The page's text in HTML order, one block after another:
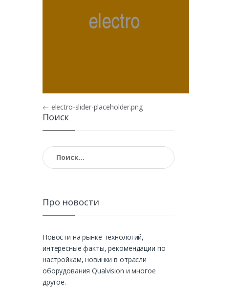
Навигация по записям
← electro-slider-placeholder.png
Поиск
Найти:
Про новости
Новости на рынке технологий,
интересные факты, рекомендации по
настройкам, новинки в отрасли
оборудования Qualvision и многое
другое.